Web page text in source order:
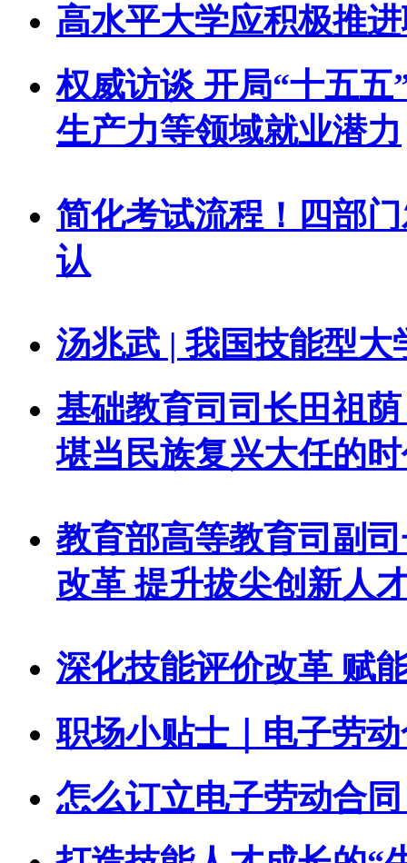
高水平大学应积极推
权威访谈 开局“十五
生产力等领域就业潜力
简化考试流程！四部
认
汤兆武 | 我国技能型
基础教育司司长田祖
堪当民族复兴大任的
教育部高等教育司副
改革 提升拔尖创新人
深化技能评价改革 赋
职场小贴士｜电子劳
怎么订立电子劳动合